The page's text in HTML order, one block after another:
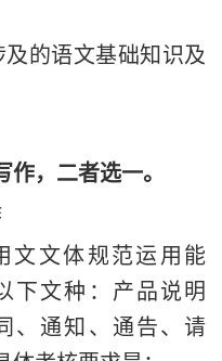
及的语文基础知识及
作，二者选一。
文文体规范运用能
下文种：产品说明
、通知、通告、请